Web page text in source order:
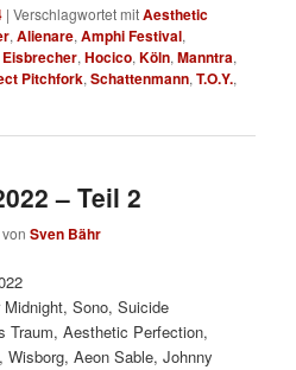
|Verschlagwortet mitAesthetic
,Alienare,Amphi Festival,
Eisbrecher,Hocico,Köln,Manntra,
Pitchfork,Schattenmann,T.O.Y.,
– Teil 2
vonSven Bähr
Sono, Suicide
Traum, Aesthetic Perfection,
Aeon Sable, Johnny